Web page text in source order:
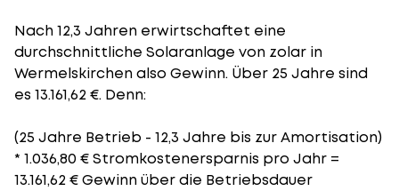
Nach 12,3 Jahren erwirtschaftet eine
durchschnittliche Solaranlage von zolar in
Wermelskirchen also Gewinn. Über 25 Jahre sind
es 13.161,62 €. Denn:
(25 Jahre Betrieb - 12,3 Jahre bis zur Amortisation)
* 1.036,80 € Stromkostenersparnis pro Jahr =
13.161,62 € Gewinn über die Betriebsdauer